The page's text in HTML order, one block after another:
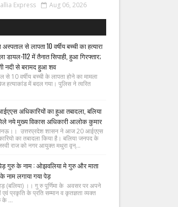
Express Aug 06, 2026
से लापता 10 वर्षीय बच्ची का हत्यारा
डायल-112 में तैनात सिपाही, हुआ गिरफ्तार;
नदी से बरामद हुआ शव
10 वर्षीय बच्ची के लापता होने का मामला
में बदल गया। पुलिस ने त्वरित
अधिकारियों का हुआ तबादला, बलिया
नये मुख्य विकास अधिकारी आलोक कुमार
उत्तरप्रदेश शासन ने आज 20 आईएएस
का तबादला किया है। बलिया जनपद के
राज को नगर आयुक्त मथुरा वृन्...
गुरु के नाम : ओझवलिया मे गुरु और माता
के नाम लगाया गया पेड़
(बलिया) ।। गु रु पूर्णिमा के अवसर पर अपने
प्रकृति के प्रति सम्मान व कृतज्ञता व्यक्त
के ...